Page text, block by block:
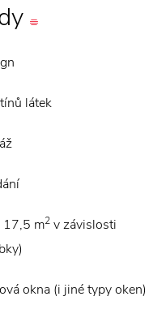
látek
17,5 m2 v závislosti
okna (i jiné typy oken)